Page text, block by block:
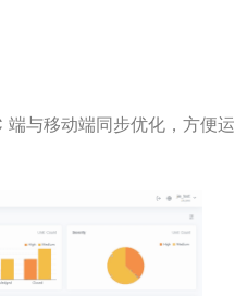
端与移动端同步优化，方便运